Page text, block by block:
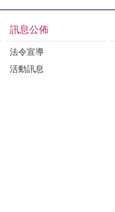
訊息公佈
法令宣導
活動訊息